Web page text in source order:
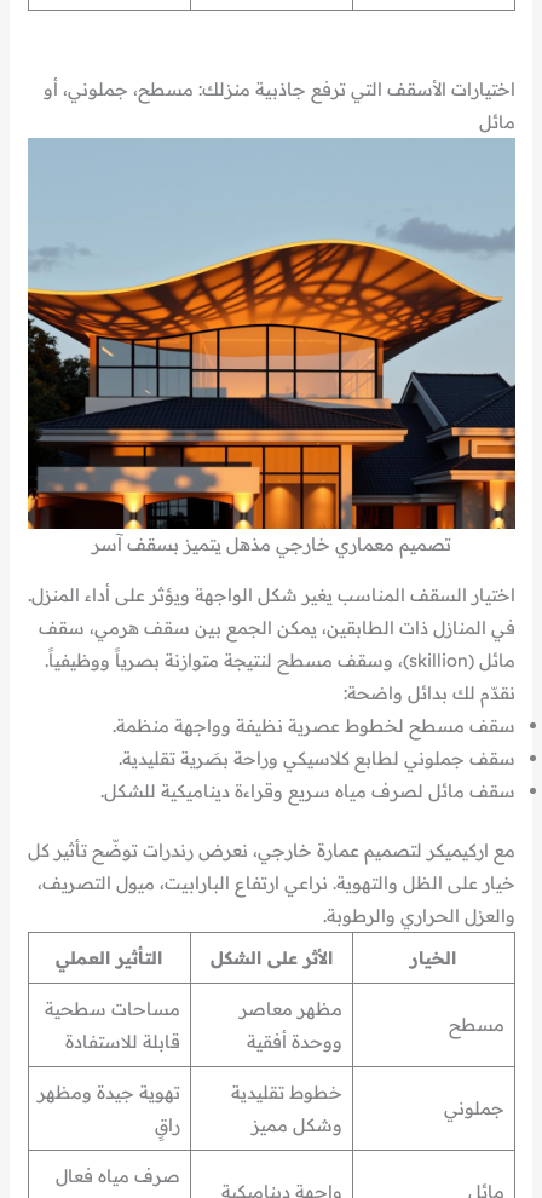
اختيارات الأسقف التي ترفع جاذبية منزلك: مسطح، جملوني، أو
مائل
تصميم معماري خارجي مذهل يتميز بسقف آسر
اختيار السقف المناسب يغير شكل الواجهة ويؤثر على أداء المنزل.
في المنازل ذات الطابقين، يمكن الجمع بين سقف هرمي، سقف
مائل (skillion)، وسقف مسطح لنتيجة متوازنة بصرياً ووظيفياً.
نقدّم لك بدائل واضحة:
سقف مسطح لخطوط عصرية نظيفة وواجهة منظمة.
سقف جملوني لطابع كلاسيكي وراحة بصَرية تقليدية.
سقف مائل لصرف مياه سريع وقراءة ديناميكية للشكل.
مع اركيميكر لتصميم عمارة خارجي، نعرض رندرات توضّح تأثير كل
خيار على الظل والتهوية. نراعي ارتفاع البارابيت، ميول التصريف،
والعزل الحراري والرطوبة.
الخيار
الأثر على الشكل التأثير العملي
مسطح
مظهر معاصر
ووحدة أفقية
مساحات سطحية
قابلة للاستفادة
جملوني
خطوط تقليدية
وشكل مميز
تهوية جيدة ومظهر
راقٍ
مائل واجهة ديناميكية
صرف مياه فعال